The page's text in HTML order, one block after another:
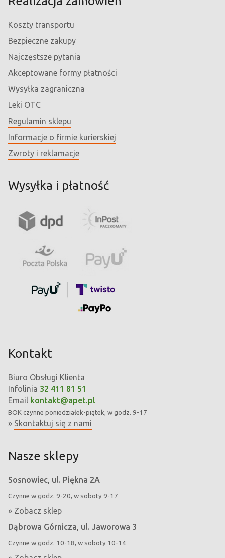
Koszty transportu
Bezpieczne zakupy
Najczęstsze pytania
Akceptowane formy płatności
Wysyłka zagraniczna
Leki OTC
Regulamin sklepu
Informacje o firmie kurierskiej
Zwroty i reklamacje
Wysyłka i płatność
Kontakt
Biuro Obsługi Klienta
Infolinia 32 411 81 51
Email kontakt@apet.pl
BOK czynne poniedziałek-piątek, w godz. 9-17
» Skontaktuj się z nami
Nasze sklepy
Sosnowiec, ul. Piękna 2A
Czynne w godz. 9-20, w soboty 9-17
» Zobacz sklep
Dąbrowa Górnicza, ul. Jaworowa 3
Czynne w godz. 10-18, w soboty 10-14